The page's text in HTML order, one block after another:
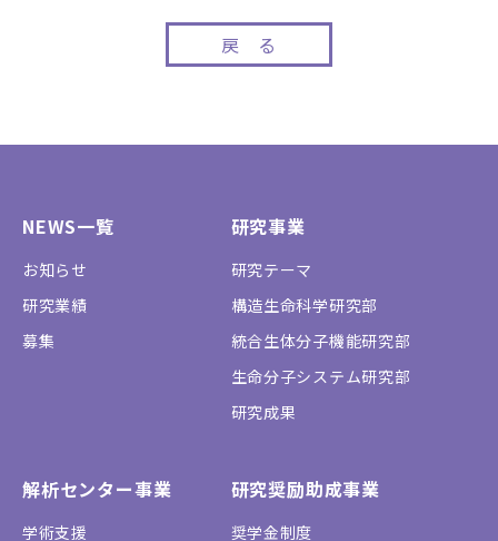
戻 る
NEWS一覧
お知らせ
研究業績
募集
研究事業
研究テーマ
構造生命科学研究部
統合生体分子機能研究部
生命分子システム研究部
研究成果
解析センター事業
学術支援
研究奨励助成事業
奨学金制度